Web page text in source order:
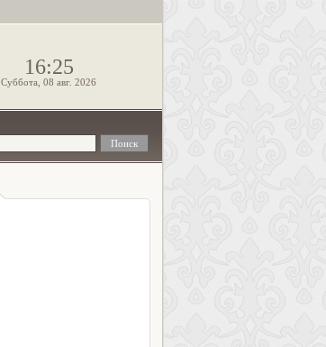
16:25
Суббота, 08 авг. 2026